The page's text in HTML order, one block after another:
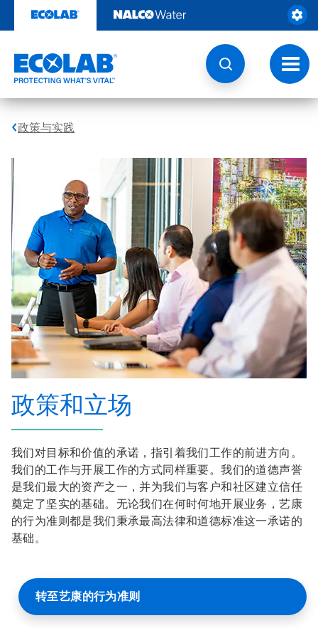
至
切
换
导
航
政策与实践
政策和立场
我们对目标和价值的承诺，指引着我们工作的前进方向。
我们的工作与开展工作的方式同样重要。我们的道德声誉
是我们最大的资产之一，并为我们与客户和社区建立信任
奠定了坚实的基础。无论我们在何时何地开展业务，艺康
的行为准则都是​​我们秉承最高法律和道德标准这一承诺的
基础。
转至艺康的行为准则